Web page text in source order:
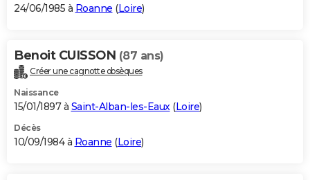
24/06/1985 à Roanne (Loire)
Benoit CUISSON (87 ans)
Créer une cagnotte obsèques
Naissance
15/01/1897 à Saint-Alban-les-Eaux(Loire)
Décès
10/09/1984 à Roanne (Loire)